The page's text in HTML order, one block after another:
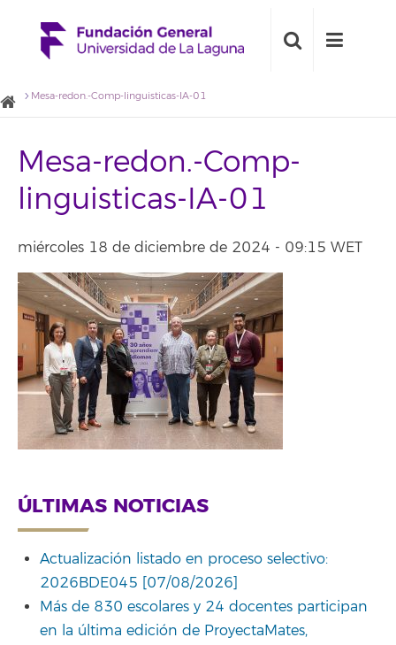
Mesa-redon.-Comp-linguisticas-IA-01
Mesa-redon.-Comp-
linguisticas-IA-01
miércoles 18 de diciembre de 2024 - 09:15 WET
ÚLTIMAS NOTICIAS
Actualización listado en proceso selectivo:
2026BDE045 [07/08/2026]
Más de 830 escolares y 24 docentes participan
en la última edición de ProyectaMates,